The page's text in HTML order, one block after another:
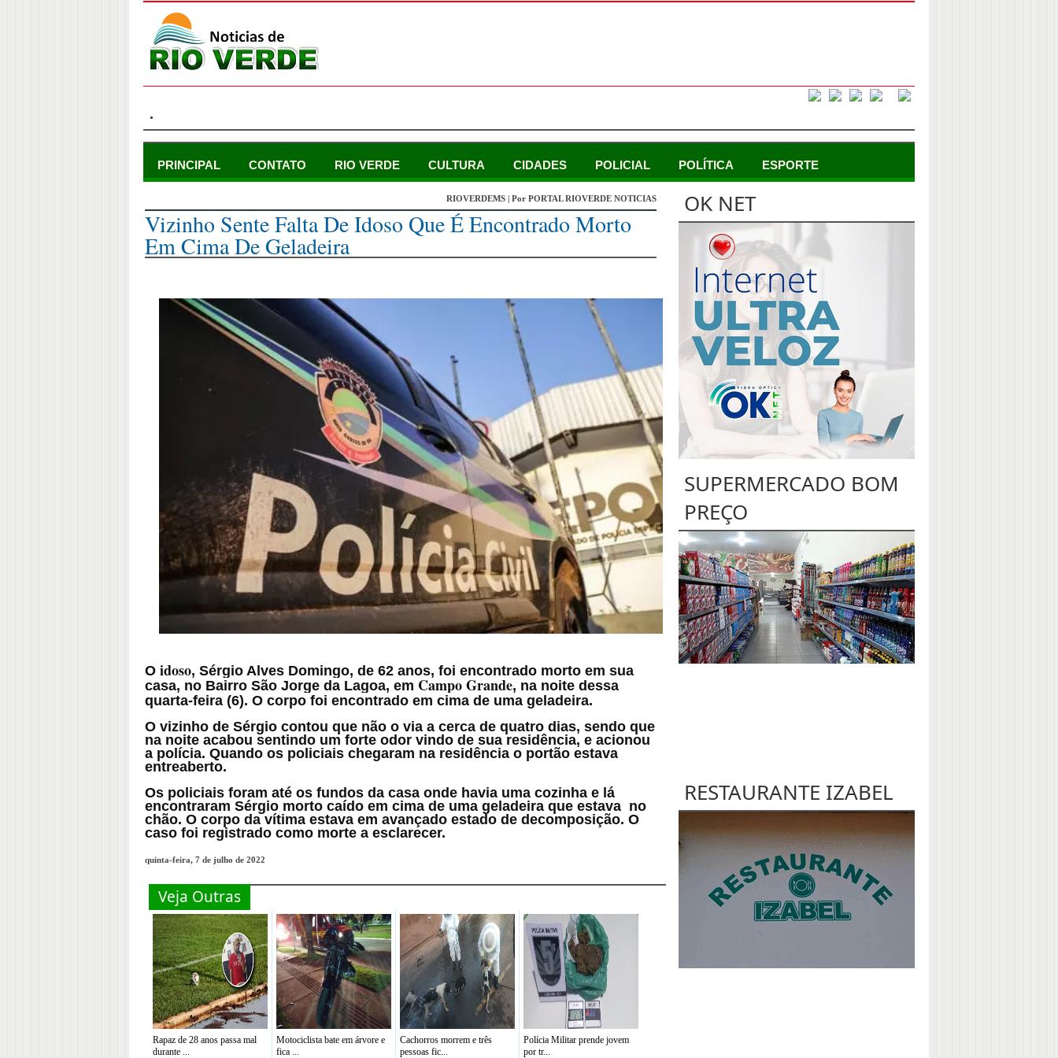
.
PRINCIPAL CONTATO RIO VERDE CULTURA CIDADES POLICIAL POLÍTICA ESPORTE
RIOVERDEMS | Por PORTAL RIOVERDE NOTICIAS
Vizinho Sente Falta De Idoso Que É Encontrado Morto
Em Cima De Geladeira
O idoso, Sérgio Alves Domingo, de 62 anos, foi encontrado morto em sua
casa, no Bairro São Jorge da Lagoa, em Campo Grande, na noite dessa
quarta-feira (6). O corpo foi encontrado em cima de uma geladeira.
O vizinho de Sérgio contou que não o via a cerca de quatro dias, sendo que
na noite acabou sentindo um forte odor vindo de sua residência, e acionou
a polícia. Quando os policiais chegaram na residência o portão estava
entreaberto.
Os policiais foram até os fundos da casa onde havia uma cozinha e lá
encontraram Sérgio morto caído em cima de uma geladeira que estava no
chão. O corpo da vítima estava em avançado estado de decomposição. O
caso foi registrado como morte a esclarecer.
quinta-feira, 7 de julho de 2022
Veja Outras
Rapaz de 28 anos passa mal
durante ...
Motociclista bate em árvore e
fica ...
Cachorros morrem e três
pessoas fic...
Polícia Militar prende jovem
por tr...
OK NET
SUPERMERCADO BOM
PREÇO
RESTAURANTE IZABEL